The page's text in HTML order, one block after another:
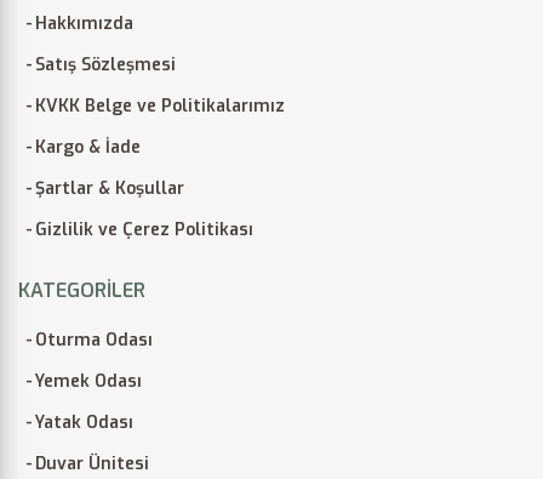
Hakkımızda
Satış Sözleşmesi
KVKK Belge ve Politikalarımız
Kargo & İade
Şartlar & Koşullar
Gizlilik ve Çerez Politikası
KATEGORILER
Oturma Odası
Yemek Odası
Yatak Odası
Duvar Ünitesi